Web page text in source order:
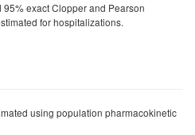
95% exact Clopper and Pearson
for hospitalizations.
using population pharmacokinetic